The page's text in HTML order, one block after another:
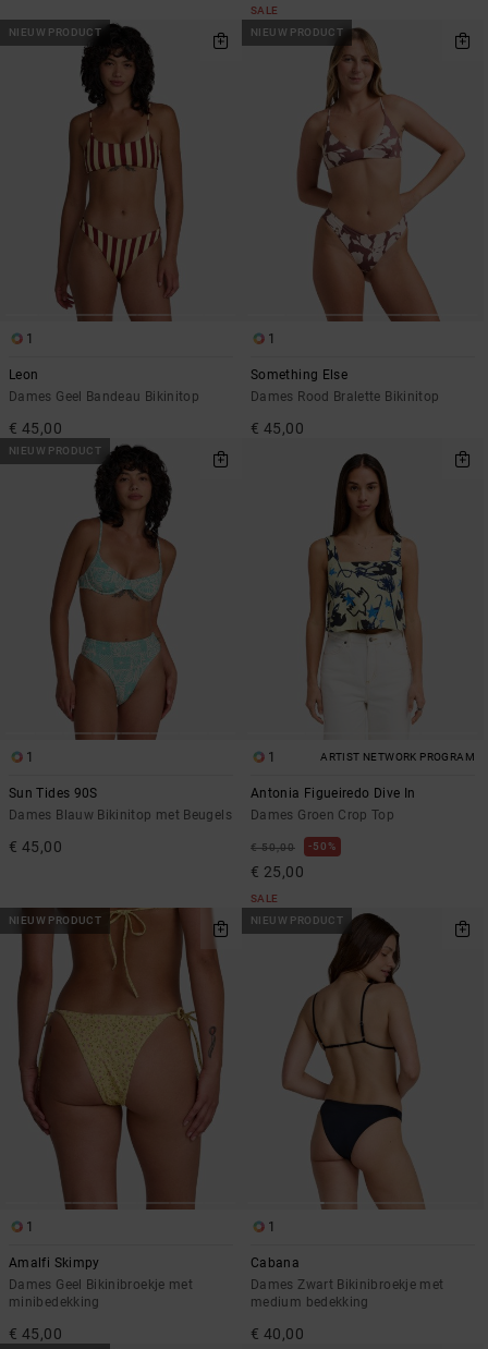
SALE
NIEUW PRODUCT
1
Leon
Dames Geel Bandeau Bikinitop
€ 45,00
NIEUW PRODUCT
1
Something Else
Dames Rood Bralette Bikinitop
€ 45,00
NIEUW PRODUCT
1
Sun Tides 90S
Dames Blauw Bikinitop met Beugels
€ 45,00
1 ARTIST NETWORK PROGRAM
Antonia Figueiredo Dive In
Dames Groen Crop Top
€ 50,00 50%
€ 25,00
SALE
NIEUW PRODUCT
1
Amalfi Skimpy
Dames Geel Bikinibroekje met
minibedekking
€ 45,00
NIEUW PRODUCT
1
Cabana
Dames Zwart Bikinibroekje met
medium bedekking
€ 40,00